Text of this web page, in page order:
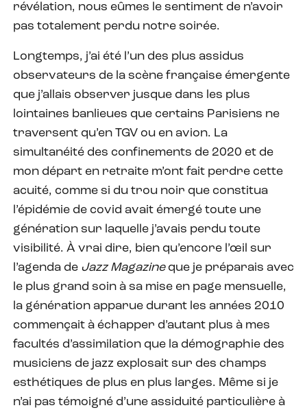
révélation, nous eûmes le sentiment de n’avoir
pas totalement perdu notre soirée.
Longtemps, j’ai été l’un des plus assidus
observateurs de la scène française émergente
que j’allais observer jusque dans les plus
lointaines banlieues que certains Parisiens ne
traversent qu’en TGV ou en avion. La
simultanéité des confinements de 2020 et de
mon départ en retraite m’ont fait perdre cette
acuité, comme si du trou noir que constitua
l’épidémie de covid avait émergé toute une
génération sur laquelle j’avais perdu toute
visibilité. À vrai dire, bien qu’encore l’œil sur
l’agenda de Jazz Magazine que je préparais avec
le plus grand soin à sa mise en page mensuelle,
la génération apparue durant les années 2010
commençait à échapper d’autant plus à mes
facultés d’assimilation que la démographie des
musiciens de jazz explosait sur des champs
esthétiques de plus en plus larges. Même si je
n’ai pas témoigné d’une assiduité particulière à